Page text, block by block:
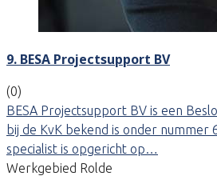
9. BESA Projectsupport BV
(0)
BESA Projectsupport BV is een
bij de KvK bekend is onder nummer
specialist is opgericht op…
Werkgebied Rolde